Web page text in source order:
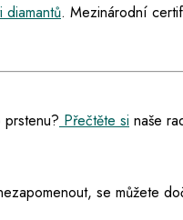
diamantů. Mezinárodní
Přečtěte si naše
se můžete